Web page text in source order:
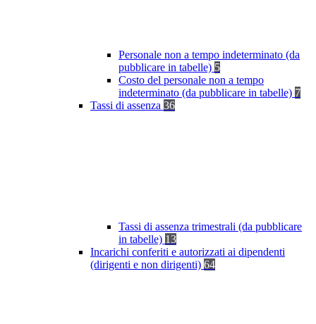
Personale non a tempo indeterminato (da
pubblicare in tabelle) 5
Costo del personale non a tempo
indeterminato (da pubblicare in tabelle) 7
Tassi di assenza 36
Tassi di assenza trimestrali (da pubblicare
in tabelle) 13
Incarichi conferiti e autorizzati ai dipendenti
(dirigenti e non dirigenti) 64